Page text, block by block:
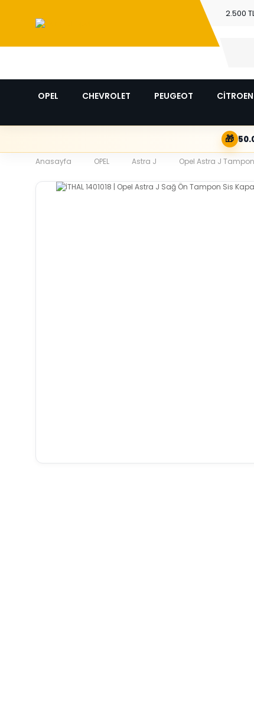
2.500
OPEL CHEVROLET PEUGEOT CİTROEN
🎁
Anasayfa OPEL Astra J Opel Astra J